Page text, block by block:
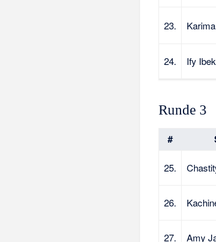
23.
24. Ify
Runde 3
#
25.
26.
27. Amy